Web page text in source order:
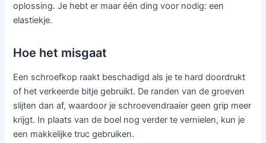
oplossing. Je hebt er maar één ding voor nodig: een
elastiekje.
Hoe het misgaat
Een schroefkop raakt beschadigd als je te hard doordrukt
of het verkeerde bitje gebruikt. De randen van de groeven
slijten dan af, waardoor je schroevendraaier geen grip meer
krijgt. In plaats van de boel nog verder te vernielen, kun je
een makkelijke truc gebruiken.